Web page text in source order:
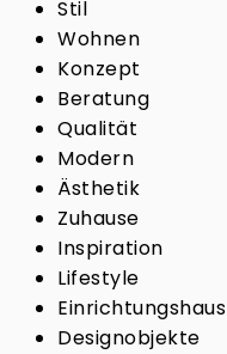
Stil
Wohnen
Konzept
Beratung
Qualität
Modern
Ästhetik
Zuhause
Inspiration
Lifestyle
Einrichtungshaus
Designobjekte